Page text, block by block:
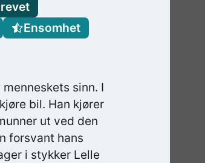
sinn. I
bil. Han kjører
ut ved den
forsvant hans
i stykker Lelle
Ensomhet